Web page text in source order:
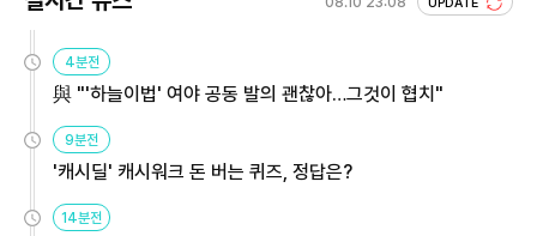
4분전
與 "'하늘이법' 여야 공동 발의 괜찮아…그것이 협치"
9분전
'캐시딜' 캐시워크 돈 버는 퀴즈, 정답은?
14분전